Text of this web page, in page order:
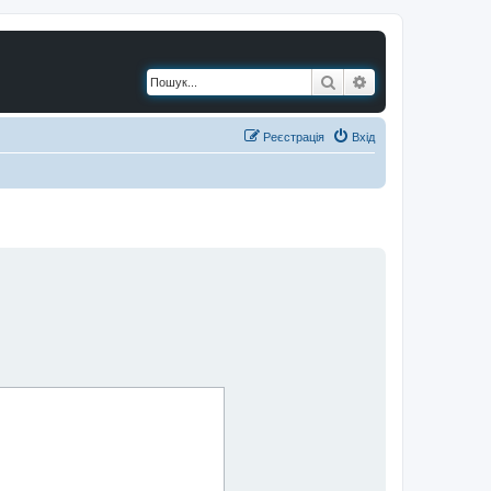
Пошук
Вхід
Реєстрація